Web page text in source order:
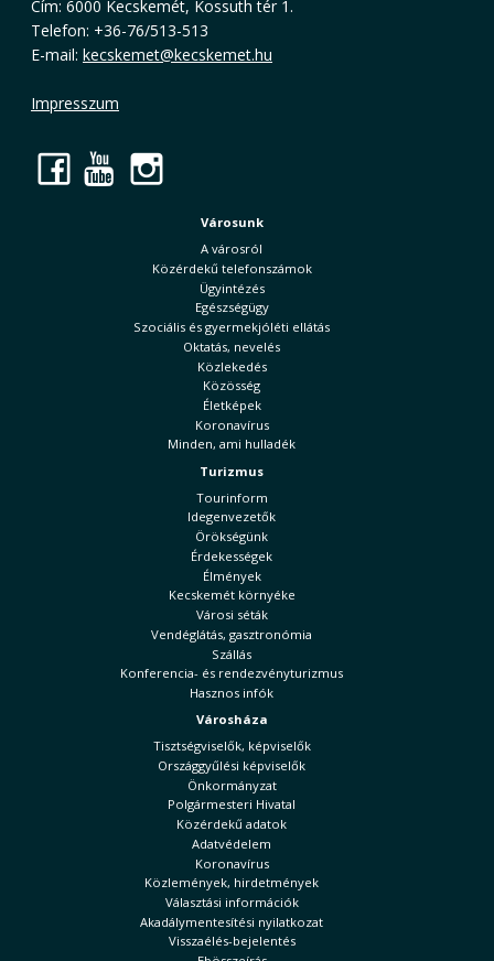
Cím: 6000 Kecskemét, Kossuth tér 1.
Telefon: +36-76/513-513
E-mail: kecskemet@kecskemet.hu
Impresszum
Facebook
YouTube
Városunk
A városról
Közérdekű telefonszámok
Ügyintézés
Egészségügy
Szociális és gyermekjóléti ellátás
Oktatás, nevelés
Közlekedés
Közösség
Életképek
Koronavírus
Minden, ami hulladék
Turizmus
Tourinform
Idegenvezetők
Örökségünk
Érdekességek
Élmények
Kecskemét környéke
Városi séták
Vendéglátás, gasztronómia
Szállás
Konferencia- és rendezvényturizmus
Hasznos infók
Városháza
Tisztségviselők, képviselők
Országgyűlési képviselők
Önkormányzat
Polgármesteri Hivatal
Közérdekű adatok
Adatvédelem
Koronavírus
Közlemények, hirdetmények
Választási információk
Akadálymentesítési nyilatkozat
Visszaélés-bejelentés